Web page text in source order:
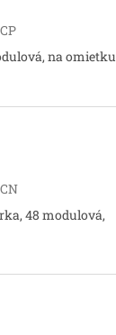
na omietku
48 modulová,